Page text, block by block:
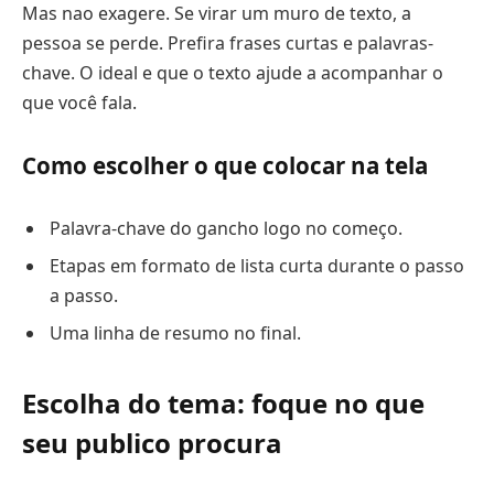
Mas nao exagere. Se virar um muro de texto, a
pessoa se perde. Prefira frases curtas e palavras-
chave. O ideal e que o texto ajude a acompanhar o
que você fala.
Como escolher o que colocar na tela
Palavra-chave do gancho logo no começo.
Etapas em formato de lista curta durante o passo
a passo.
Uma linha de resumo no final.
Escolha do tema: foque no que
seu publico procura